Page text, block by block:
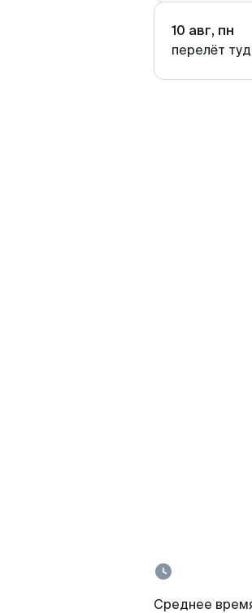
10 авг, пн
перелёт
Среднее